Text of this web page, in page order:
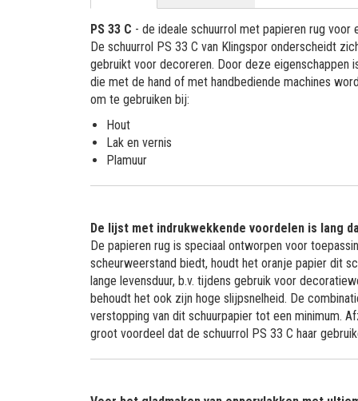
PS 33 C - de ideale schuurrol met papieren rug
De schuurrol PS 33 C van Klingspor onderscheidt
gebruikt voor decoreren. Door deze eigenschappen
die met de hand of met handbediende machines
om te gebruiken bij:
Hout
Lak en vernis
Plamuur
De lijst met indrukwekkende voordelen is lang
De papieren rug is speciaal ontworpen voor
scheurweerstand biedt, houdt het oranje papier dit
lange levensduur, b.v. tijdens gebruik voor
behoudt het ook zijn hoge slijpsnelheid. De
verstopping van dit schuurpapier tot een minimum.
groot voordeel dat de schuurrol PS 33 C haar